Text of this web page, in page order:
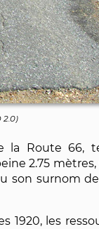
2.0)
la Route 66,
2.75
son surnom
1920, les